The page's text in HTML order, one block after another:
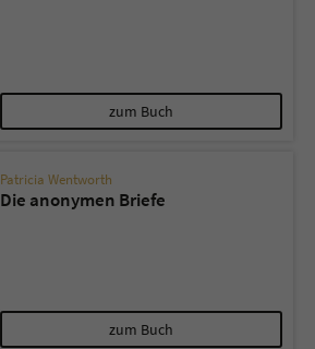
zum Buch
Patricia Wentworth
Die anonymen Briefe
zum Buch